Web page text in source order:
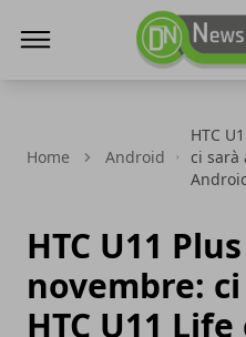
Home Android
HTC
ci sarà
HTC U11
novembre:
HTC U11